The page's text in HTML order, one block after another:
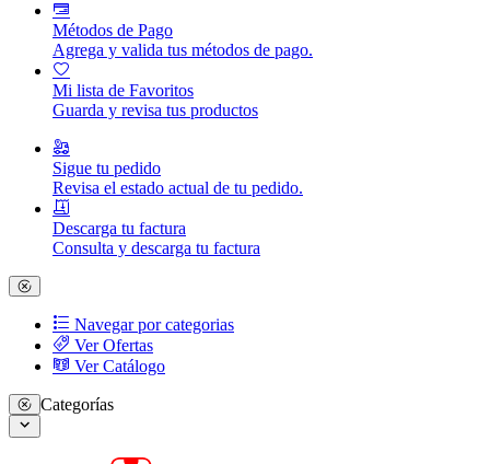
Métodos de Pago
Agrega y valida tus métodos de pago.
Mi lista de Favoritos
Guarda y revisa tus productos
Sigue tu pedido
Revisa el estado actual de tu pedido.
Descarga tu factura
Consulta y descarga tu factura
Navegar por categorias
Ver Ofertas
Ver Catálogo
Categorías